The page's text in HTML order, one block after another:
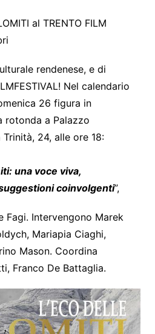
al TRENTO FILM
rendenese, e di
Nel calendario
26 figura in
rotonda a Palazzo
24, alle ore 18:
una voce viva,
coinvolgenti”,
Fagi. Intervengono Marek
Mariapia Ciaghi,
Mason. Coordina
Franco De Battaglia.